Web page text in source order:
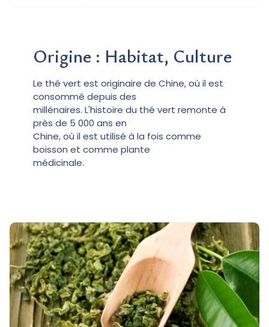
Origine : Habitat, Culture
Le thé vert est originaire de Chine, où il est
consommé depuis des
millénaires. L'histoire du thé vert remonte à
près de 5 000 ans en
Chine, où il est utilisé à la fois comme
boisson et comme plante
médicinale.